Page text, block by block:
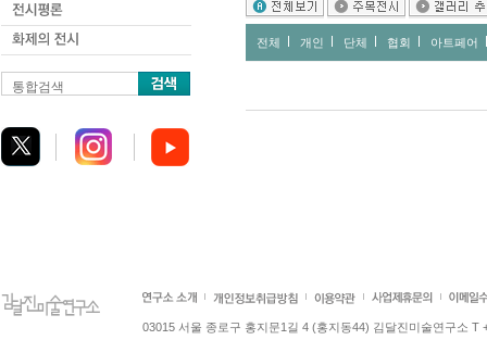
통합검색
전체 개인 단체 협회 아트페어
03015 서울 종로구 홍지문1길 4 (홍지동44) 김달진미술연구소 T